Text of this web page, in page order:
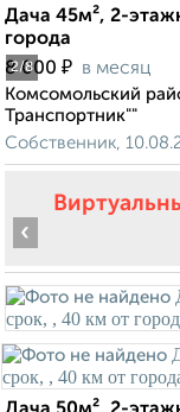
2/8
Дача 45м², 2-
города
8 000 ₽ в месяц
Комсомольский
Транспортник""
Собственник,
‹